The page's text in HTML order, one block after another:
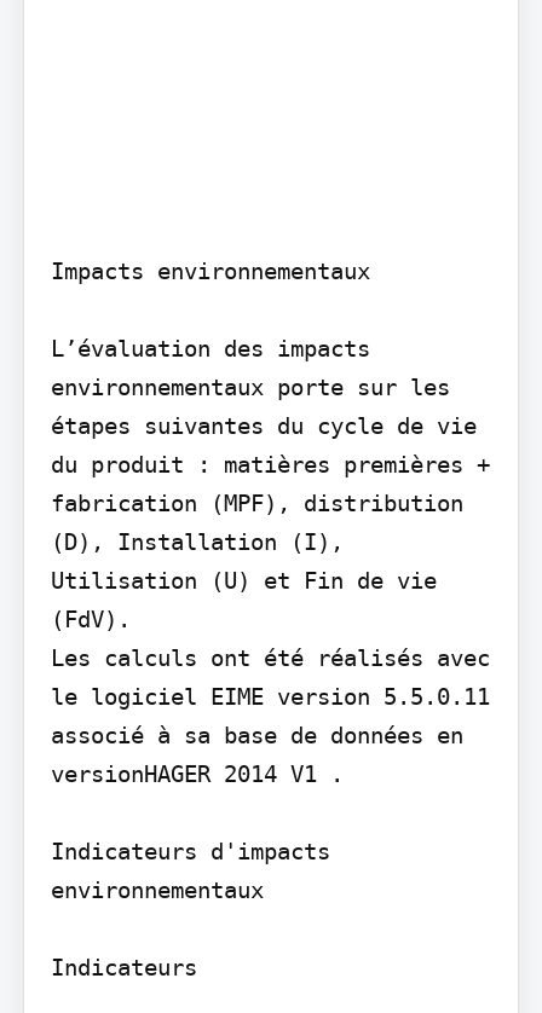
Impacts environnementaux
L’évaluation des impacts
environnementaux porte sur les
étapes suivantes du cycle de vie
du produit : matières premières +
fabrication (MPF), distribution
(D), Installation (I),
Utilisation (U) et Fin de vie
(FdV).
Les calculs ont été réalisés avec
le logiciel EIME version 5.5.0.11
associé à sa base de données en
versionHAGER 2014 V1 .
Indicateurs d'impacts
environnementaux
Indicateurs